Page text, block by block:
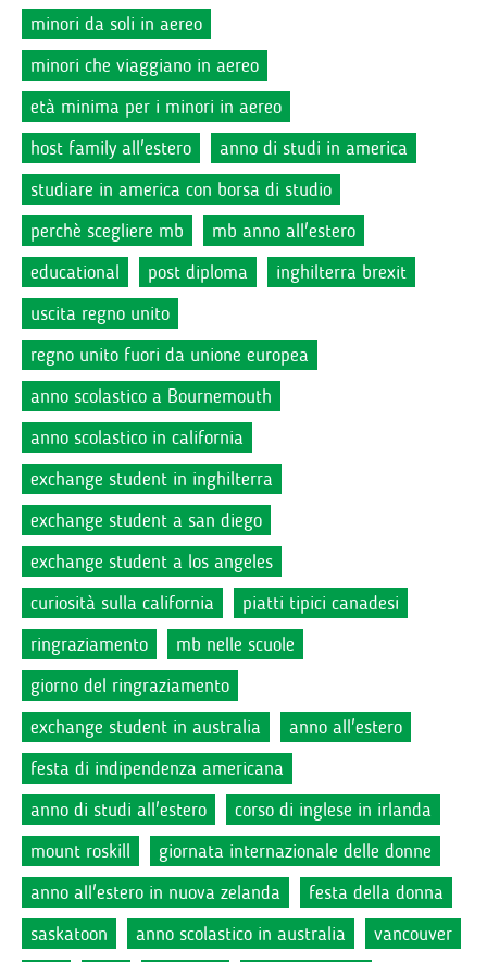
minori da soli in aereo
minori che viaggiano in aereo
età minima per i minori in aereo
host family all'estero
anno di studi in america
studiare in america con borsa di studio
perchè scegliere mb
mb anno all'estero
educational
post diploma
inghilterra brexit
uscita regno unito
regno unito fuori da unione europea
anno scolastico a Bournemouth
anno scolastico in california
exchange student in inghilterra
exchange student a san diego
exchange student a los angeles
curiosità sulla california
piatti tipici canadesi
ringraziamento
mb nelle scuole
giorno del ringraziamento
exchange student in australia
anno all'estero
festa di indipendenza americana
anno di studi all'estero
corso di inglese in irlanda
mount roskill
giornata internazionale delle donne
anno all'estero in nuova zelanda
festa della donna
saskatoon
anno scolastico in australia
vancouver